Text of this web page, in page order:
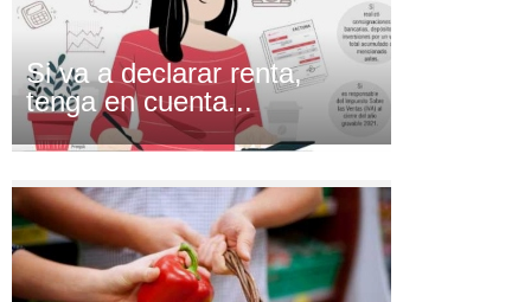
Si va a declarar renta,
tenga en cuenta...